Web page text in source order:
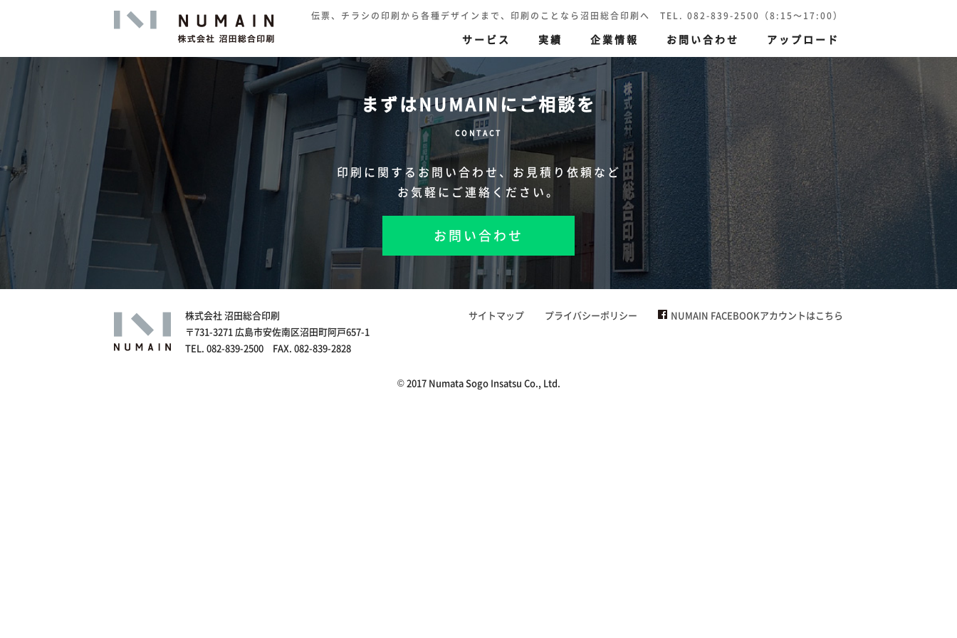
伝票、チラシの印刷から各種デザインまで、印刷のことなら沼田総合印刷へ TEL. 082-839-2500（8:15～17:00）
サービス 実績 企業情報 お問い合わせ アップロード
伝票印刷 印刷（高精細カラー印刷）
ハガキ・封筒・名刺・賞状
高精細印刷 色再現の追求 環境保護印刷
セキュリティ印刷
まずはNUMAINにご相談を
CONTACT
印刷に関するお問い合わせ、 お見積り依頼など
お気軽にご連絡ください。
お問い合わせ
株式会社 沼田総合印刷
〒731-3271 広島市安佐南区沼田町阿戸657-1
TEL. 082-839-2500 FAX. 082-839-2828
サイトマップ プライバシーポリシー NUMAIN FACEBOOKアカウントはこちら
© 2017 Numata Sogo Insatsu Co., Ltd.